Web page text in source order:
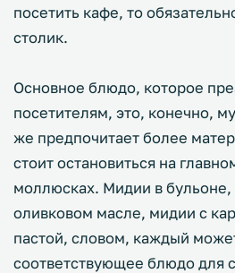
посетить кафе, то
столик.
Основное блюдо, которое
посетителям, это, конечно,
же предпочитает более
стоит остановиться на
моллюсках. Мидии в бульоне,
оливковом масле, мидии с
пастой, словом, каждый
соответствующее блюдо для